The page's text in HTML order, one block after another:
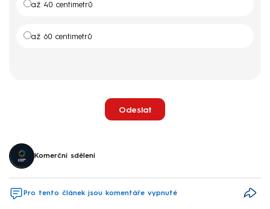
až 40 centimetrů
až 60 centimetrů
Odeslat
Komerční sdělení
Pro tento článek jsou komentáře vypnuté